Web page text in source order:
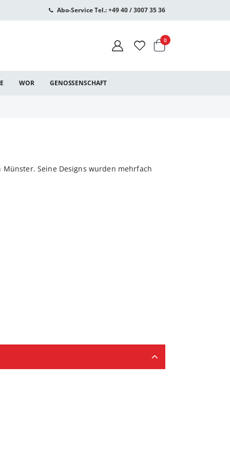
Abo-Service Tel.: +49 40 / 3007 35 36
Warenkorb
0Artikel
WOR GENOSSENSCHAFT
Seine Designs wurden mehrfach